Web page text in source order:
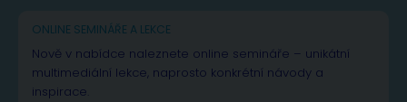
ONLINE SEMINÁŘE A LEKCE
Nově v nabídce naleznete online semináře – unikátní
multimediální lekce, naprosto konkrétní návody a
inspirace.